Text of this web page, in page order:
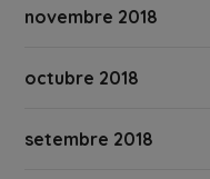
novembre 2018
octubre 2018
setembre 2018